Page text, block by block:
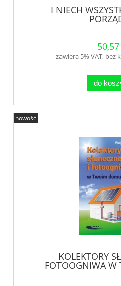
I NIECH
50,57
zawiera 5% VAT,
do
KOLEKTORY
FOTOOGNIWA
nowość